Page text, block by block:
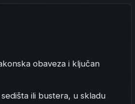
obaveza i ključan
ili bustera, u skladu